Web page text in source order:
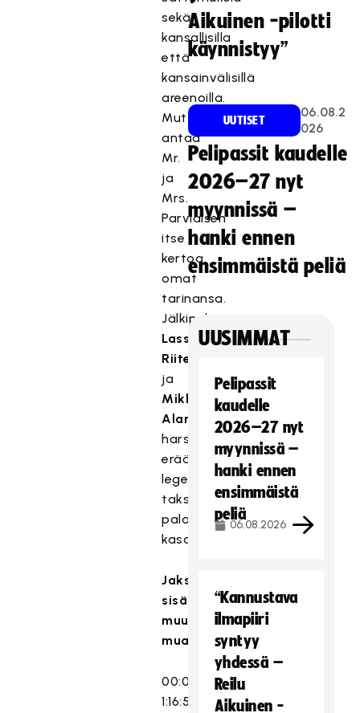
sekä
kansallisilla
että
kansainvälisillä
areenoilla.
Mutta
antaa
Mr.
ja
Mrs.
Parviaisen
itse
kertoa
omat
tarinansa.
Jälkipelissä
Lasse
Riitesuo
ja
Mikko
Alanko
harsivat
erään
legendaarisen
taksimatkan
palaset
kasaan.
Jakso
sisältää
muun
muassa:
00:00-
1:16:56
Aikuinen -pilotti
käynnistyy”
UUTISET
06.08.2
026
Pelipassit kaudelle
2026–27 nyt
myynnissä –
hanki ennen
ensimmäistä peliä
UUSIMMAT
Pelipassit
kaudelle
2026–27 nyt
myynnissä –
hanki ennen
ensimmäistä
peliä
06.08.2026
“Kannustava
ilmapiiri
syntyy
yhdessä –
Reilu
Aikuinen -